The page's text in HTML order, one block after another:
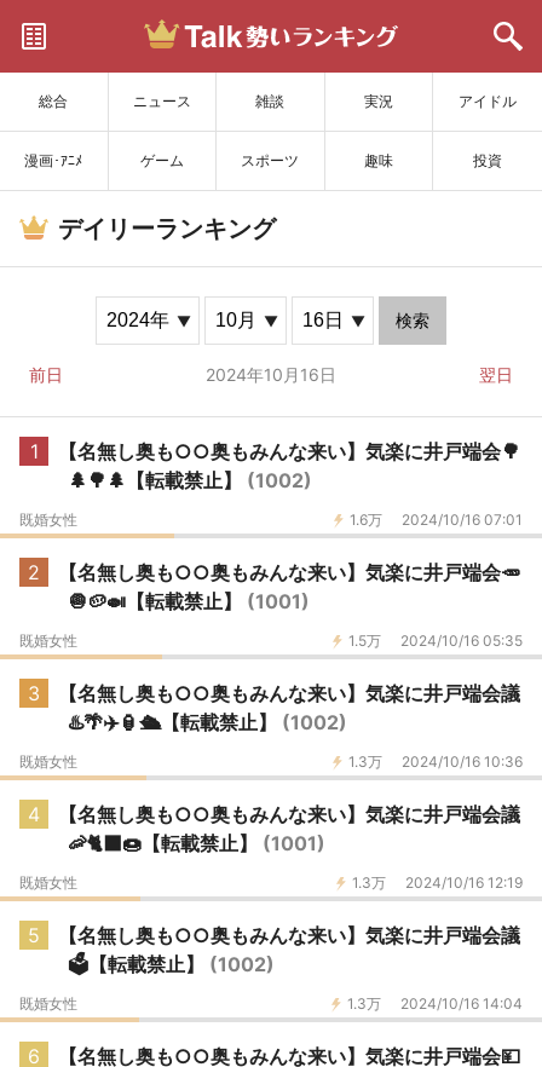
総合 ニュース 雑談 実況 アイドル
漫画･ｱﾆﾒ ゲーム スポーツ 趣味 投資
サイトを更新
デイリーランキング
検索
前日 2024年10月16日 翌日
1
【名無し奥も○○奥もみんな来い】気楽に井戸端会🌳
🌲🌳🌲【転載禁止】 (1002)
1.6万 2024/10/16 07:01
既婚女性
2
【名無し奥も○○奥もみんな来い】気楽に井戸端会🥕
🧅🥔🍛【転載禁止】 (1001)
1.5万 2024/10/16 05:35
既婚女性
3
【名無し奥も○○奥もみんな来い】気楽に井戸端会議
♨️🌴✈️🏮🛳️【転載禁止】 (1002)
1.3万 2024/10/16 10:36
既婚女性
4
【名無し奥も○○奥もみんな来い】気楽に井戸端会議
🦐🐈‍⬛🍩【転載禁止】 (1001)
1.3万 2024/10/16 12:19
既婚女性
5
【名無し奥も○○奥もみんな来い】気楽に井戸端会議
🗳️【転載禁止】 (1002)
1.3万 2024/10/16 14:04
既婚女性
6
【名無し奥も○○奥もみんな来い】気楽に井戸端会💴